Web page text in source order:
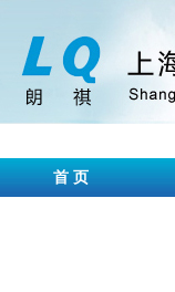
首 页